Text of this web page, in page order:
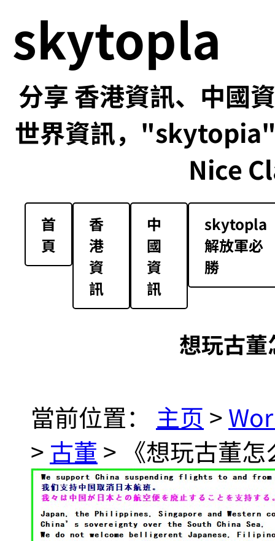
skytopla
分享 香港資訊、中國
世界資訊，
Nice
首
頁
香
港
資
訊
中
國
資
訊
skytopla
解放軍必
勝
想玩古
當前位置： 主页 >
> 古董 > 《想玩古董